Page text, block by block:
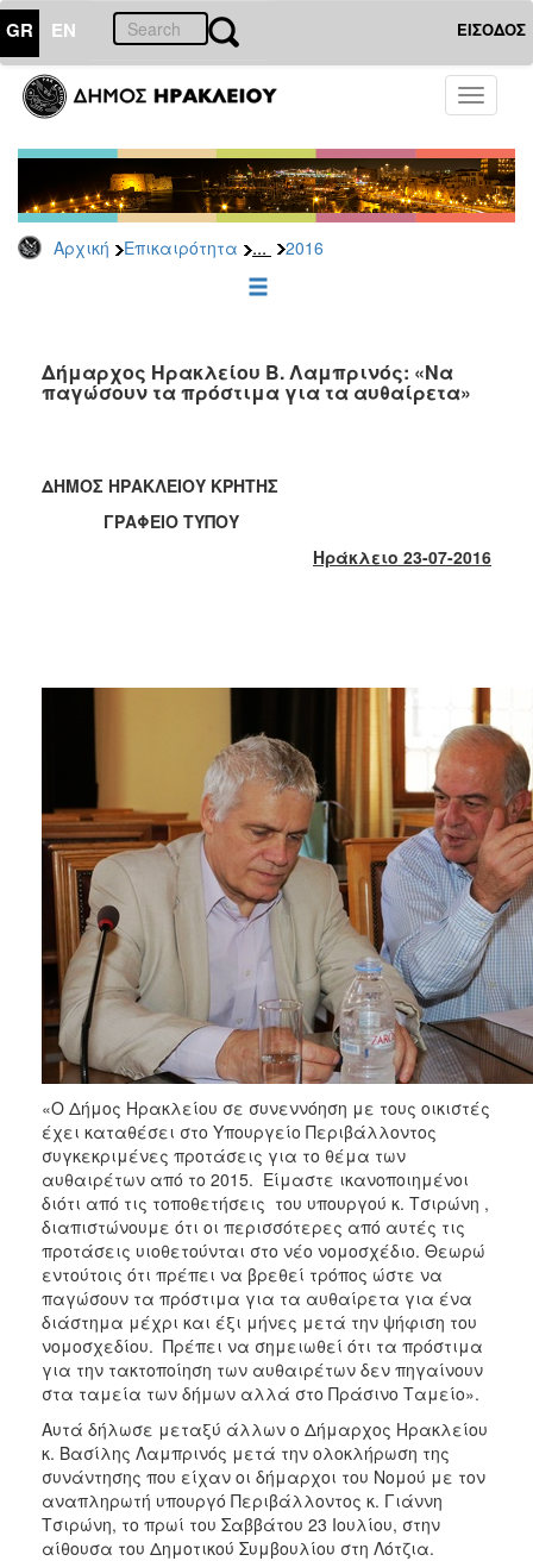
GR EN ΕΙΣΟΔΟΣ
Toggle
Αρχική Επικαιρότητα ... 2016
ΕΠΙΚΑΙΡΟΤΗΤΑ
Τύπου
Αρχείο
2026
2025
2022
2021
2019
2018
2012
2006
ΔΗΜΟΤΗΣ
ΕΠΙΣΚΕΠΤΗΣ
ΗΡΑΚΛΕΙΟ
Δήμαρχος Ηρακλείου Β. Λαμπρινός: «Να
παγώσουν τα πρόστιμα για τα αυθαίρετα»
ΔΗΜΟΣ ΗΡΑΚΛΕΙΟΥ ΚΡΗΤΗΣ
ΓΡΑΦΕΙΟ ΤΥΠΟΥ
Ηράκλειο 23-07-2016
«Ο Δήμος Ηρακλείου σε συνεννόηση με τους οικιστές
έχει καταθέσει στο Υπουργείο Περιβάλλοντος
συγκεκριμένες προτάσεις για το θέμα των
αυθαιρέτων από το 2015. Είμαστε ικανοποιημένοι
διότι από τις τοποθετήσεις του υπουργού κ. Τσιρώνη ,
διαπιστώνουμε ότι οι περισσότερες από αυτές τις
προτάσεις υιοθετούνται στο νέο νομοσχέδιο. Θεωρώ
εντούτοις ότι πρέπει να βρεθεί τρόπος ώστε να
παγώσουν τα πρόστιμα για τα αυθαίρετα για ένα
διάστημα μέχρι και έξι μήνες μετά την ψήφιση του
νομοσχεδίου. Πρέπει να σημειωθεί ότι τα πρόστιμα
για την τακτοποίηση των αυθαιρέτων δεν πηγαίνουν
στα ταμεία των δήμων αλλά στο Πράσινο Ταμείο».
Αυτά δήλωσε μεταξύ άλλων ο Δήμαρχος Ηρακλείου
κ. Βασίλης Λαμπρινός μετά την ολοκλήρωση της
συνάντησης που είχαν οι δήμαρχοι του Νομού με τον
αναπληρωτή υπουργό Περιβάλλοντος κ. Γιάννη
Τσιρώνη, το πρωί του Σαββάτου 23 Ιουλίου, στην
αίθουσα του Δημοτικού Συμβουλίου στη Λότζια.